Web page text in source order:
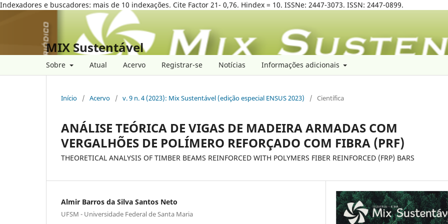
Indexadores e buscadores: mais de 10 indexações. Cite Factor 21- 0,76. Hindex = 10. ISSNe: 2447-3073. ISSN: 2447-0899.
MIX Sustentável
Sobre Atual Acervo Registrar-se Notícias Informações adicionais
Início / Acervo / v. 9 n. 4 (2023): Mix Sustentável (edição especial ENSUS 2023) / Científica
ANÁLISE TEÓRICA DE VIGAS DE MADEIRA ARMADAS COM
VERGALHÕES DE POLÍMERO REFORÇADO COM FIBRA (PRF)
THEORETICAL ANALYSIS OF TIMBER BEAMS REINFORCED WITH POLYMERS FIBER REINFORCED (FRP) BARS
Almir Barros da Silva Santos Neto
UFSM - Universidade Federal de Santa Maria